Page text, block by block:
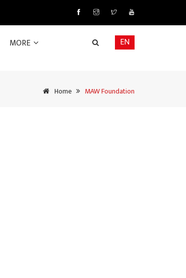
MORE EN
Home MAW Foundation